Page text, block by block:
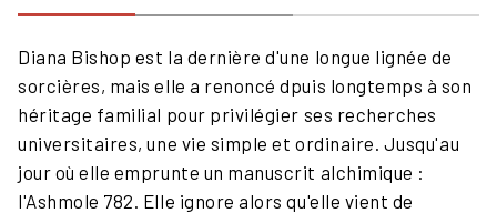
Diana Bishop est la dernière d'une longue lignée de
sorcières, mais elle a renoncé dpuis longtemps à son
héritage familial pour privilégier ses recherches
universitaires, une vie simple et ordinaire. Jusqu'au
jour où elle emprunte un manuscrit alchimique :
l'Ashmole 782. Elle ignore alors qu'elle vient de